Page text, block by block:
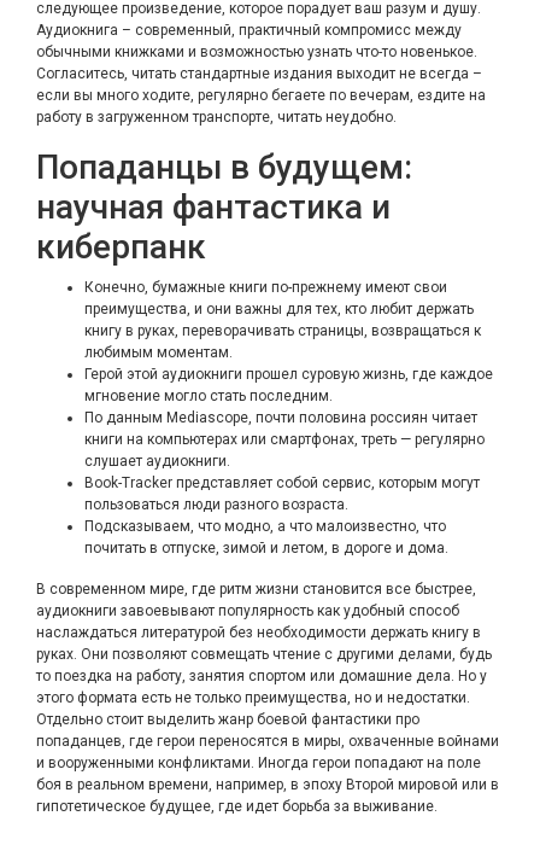
следующее произведение, которое порадует ваш разум и душу.
Аудиокнига – современный, практичный компромисс между
обычными книжками и возможностью узнать что-то новенькое.
Согласитесь, читать стандартные издания выходит не всегда –
если вы много ходите, регулярно бегаете по вечерам, ездите на
работу в загруженном транспорте, читать неудобно.
Попаданцы в будущем:
научная фантастика и
киберпанк
Конечно, бумажные книги по-прежнему имеют свои
преимущества, и они важны для тех, кто любит держать
книгу в руках, переворачивать страницы, возвращаться к
любимым моментам.
Герой этой аудиокниги прошел суровую жизнь, где каждое
мгновение могло стать последним.
По данным Mediascope, почти половина россиян читает
книги на компьютерах или смартфонах, треть — регулярно
слушает аудиокниги.
Book-Tracker представляет собой сервис, которым могут
пользоваться люди разного возраста.
Подсказываем, что модно, а что малоизвестно, что
почитать в отпуске, зимой и летом, в дороге и дома.
В современном мире, где ритм жизни становится все быстрее,
аудиокниги завоевывают популярность как удобный способ
наслаждаться литературой без необходимости держать книгу в
руках. Они позволяют совмещать чтение с другими делами, будь
то поездка на работу, занятия спортом или домашние дела. Но у
этого формата есть не только преимущества, но и недостатки.
Отдельно стоит выделить жанр боевой фантастики про
попаданцев, где герои переносятся в миры, охваченные войнами
и вооруженными конфликтами. Иногда герои попадают на поле
боя в реальном времени, например, в эпоху Второй мировой или в
гипотетическое будущее, где идет борьба за выживание.